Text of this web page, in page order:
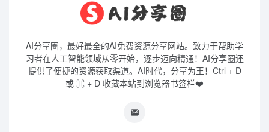
AI分享圈，最好最全的AI免费资源分享网站。致力于帮助学
习者在人工智能领域从零开始，逐步迈向精通！AI分享圈还
提供了便捷的资源获取渠道。AI时代，分享为王！Ctrl + D
或 ⌘ + D 收藏本站到浏览器书签栏❤️